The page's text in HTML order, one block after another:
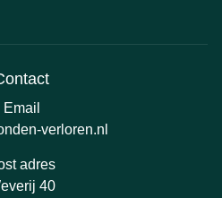
Email
verloren.nl
adres
40